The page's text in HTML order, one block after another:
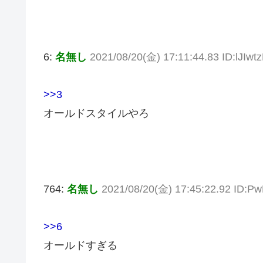
6: 名無し 2021/08/20(金) 17:11:44.83
>>3
オールドスタイルやろ
764: 名無し 2021/08/20(金) 17:45:22.92
>>6
オールドすぎる